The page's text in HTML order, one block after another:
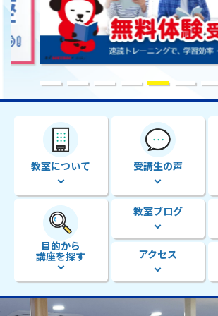
教室について 受講生の声
目的から
講座を探す
教室ブログ
アクセス